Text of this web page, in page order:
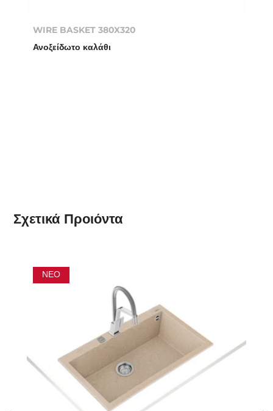
WIRE BASKET 380X320
Ανοξείδωτο καλάθι
Σχετικά Προιόντα
ΝΈΟ